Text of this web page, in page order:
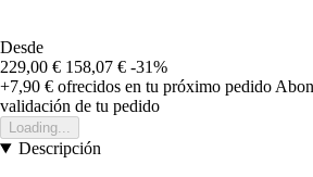
Desde
229,00 € 158,07 € -31%
+7,90 € ofrecidos en tu próximo pedido
validación de tu pedido
Loading...
Descripción